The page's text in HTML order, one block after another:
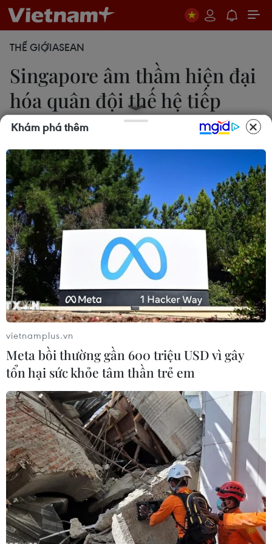
THẾ GIỚIASEAN
Singapore âm thầm hiện đại
hóa quân đội thế hệ tiếp
theo
16/02/2021 00:01
Singapore dự kiến cũng sẽ cải tổ tổ chức tình báo
quân đội và tổ chức phòng thủ mạng của nước
này, song chưa tiết lộ cụ thể thời điểm tiến hành.
Binh sỹ Singapore trong một buổi tập trận. (Nguồn:
hawaiiarmyweekly.com)
Theo trang mạng eastasiaforum.org, lực lượng
vũ trang Singapore (SAF) đã khởi động công
cuộc hiện đại hóa thế hệ tiếp theo để chuẩn bị
tư thế sẵn sàng cho tương lai.
Bộ Quốc phòng nước này hiện đang tập trung
Khám phá thêm
vietnamplus.vn
Meta bồi thường gần 600 triệu USD vì gây
tổn hại sức khỏe tâm thần trẻ em